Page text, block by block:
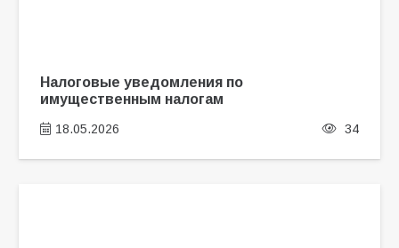
Налоговые уведомления по
имущественным налогам
18.05.2026 34